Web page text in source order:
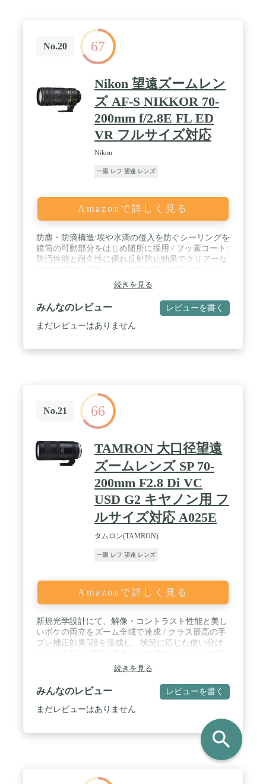
No.20 67
Nikon 望遠ズームレン
ズ AF-S NIKKOR 70-
200mm f/2.8E FL ED
VR フルサイズ対応
Nikon
一眼 レフ 望遠 レンズ
Amazonで詳しく見る
防塵・防滴構造:埃や水滴の侵入を防ぐシーリングを
鏡筒の可動部分をはじめ随所に採用 / フッ素コート:
防汚性能と耐久性に優れ反射防止効果でクリアーな
スタルコート:高い反射防止効果によりゴーストやフ
レアを効果的に低減しクリアーな画像を実現 / 蛍石
レンズ・高屈折率(HRI)レンズ・6枚のEDレンズ:各
収差を効果的に補正 / VR機構に[SPORT]モード搭載:
スポーツ撮影に最適で動画撮影にも有効 / CIPA規格
出制御が可能 / 電磁絞り機構:高速連続撮影時にも安
定した露出制御が可能
続きを見る
みんなのレビュー レビューを書く
まだレビューはありません
No.21 66
TAMRON 大口径望遠
ズームレンズ SP 70-
200mm F2.8 Di VC
USD G2 キヤノン用 フ
ルサイズ対応 A025E
タムロン(TAMRON)
一眼 レフ 望遠 レンズ
Amazonで詳しく見る
新規光学設計にて、解像・コントラスト性能と美し
いボケの両立をズーム全域で達成 / クラス最高の手
ブレ補正効果5段を達成し、状況に応じた使い分け
載し、爆速AFを実現 / ナノ構造膜とマルチコーティ
ングを融合したeBANDコーティングでゴースト・フ
レアを効果的に抑制。逆光時のポートレート撮影な
どでもクリアで抜けの良い描写を実現 / 厳しい撮影
条件に対応する、高い防塵防滴構造を実現 / 前玉に
防汚コートを採用。汚れがふき取りやすく、メンテ
ナンスが容易 / アルカスイス・クイックシュー対応
の堅牢な三脚座が付属 / 別売テレコンバーター対応
で、さらなる撮影領域拡大が可能 / 別売TAP-inコン
続きを見る
みんなのレビュー レビューを書く
まだレビューはありません
search